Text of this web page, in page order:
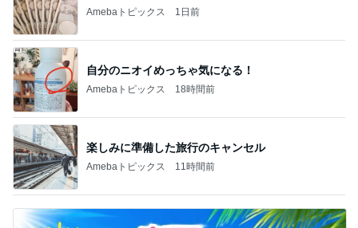
Amebaトピックス 1日前
自分のニオイめっちゃ気になる！
Amebaトピックス 18時間前
楽しみに準備した旅行のキャンセル
Amebaトピックス 11時間前